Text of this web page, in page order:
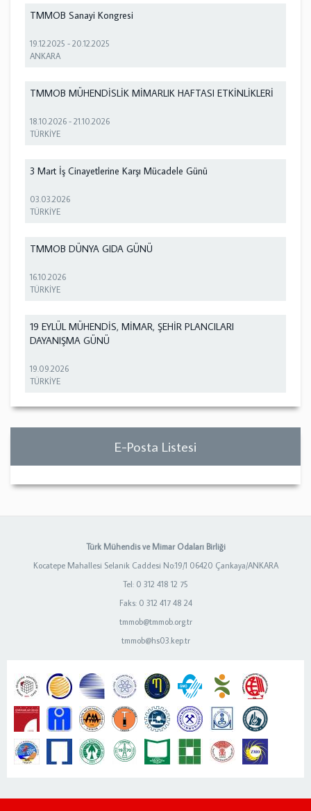
TMMOB Sanayi Kongresi
19.12.2025 -20.12.2025
ANKARA
TMMOB MÜHENDİSLİK MİMARLIK HAFTASI ETKİNLİKLERİ
18.10.2026 -21.10.2026
TÜRKİYE
3 Mart İş Cinayetlerine Karşı Mücadele Günü
03.03.2026
TÜRKİYE
TMMOB DÜNYA GIDA GÜNÜ
16.10.2026
TÜRKİYE
19 EYLÜL MÜHENDİS, MİMAR, ŞEHİR PLANCILARI
DAYANIŞMA GÜNÜ
19.09.2026
TÜRKİYE
E-Posta Listesi
Türk Mühendis ve Mimar Odaları Birliği
Kocatepe Mahallesi Selanik Caddesi No:19/1 06420 Çankaya/ANKARA
Tel: 0 312 418 12 75
Faks: 0 312 417 48 24
tmmob@tmmob.org.tr
tmmob@hs03.kep.tr